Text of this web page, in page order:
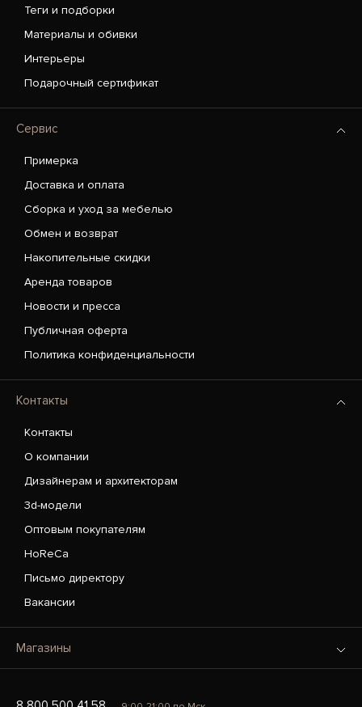
Теги и подборки
Материалы и обивки
Интерьеры
Подарочный сертификат
Сервис
Примерка
Доставка и оплата
Сборка и уход за мебелью
Обмен и возврат
Накопительные скидки
Аренда товаров
Новости и пресса
Публичная оферта
Политика конфиденциальности
Контакты
Контакты
О компании
Дизайнерам и архитекторам
3d-модели
Оптовым покупателям
HoReCa
Письмо директору
Вакансии
Магазины